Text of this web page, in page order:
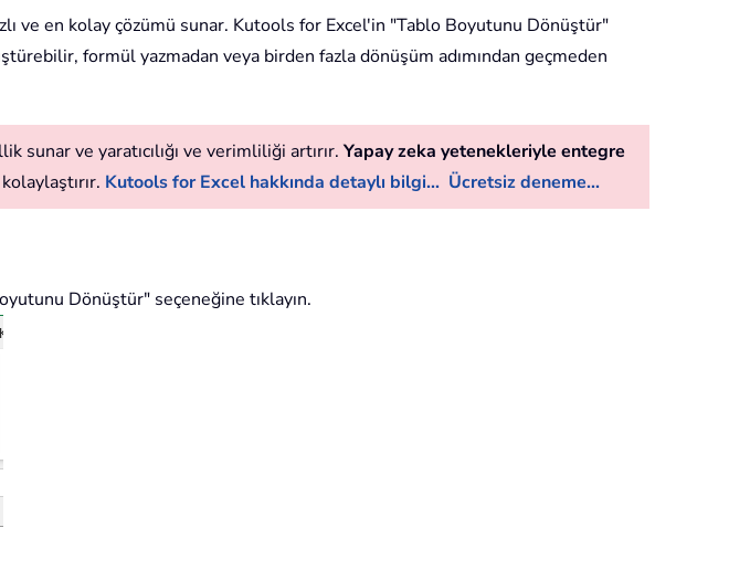
ve en kolay çözümü sunar. Kutools for Excel'in "Tablo Boyutunu Dönüştür"
formül yazmadan veya birden fazla dönüşüm adımından geçmeden
ve yaratıcılığı ve verimliliği artırır. Yapay zeka yetenekleriyle entegre
Kutools for Excel hakkında detaylı bilgi... Ücretsiz deneme...
Dönüştür" seçeneğine tıklayın.